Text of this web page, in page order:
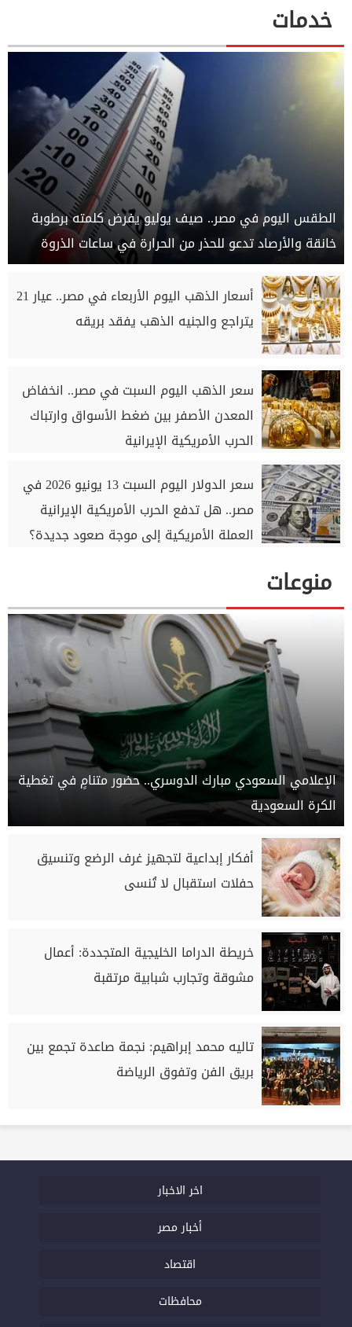
خدمات
الطقس اليوم في مصر.. صيف يوليو يفرض كلمته برطوبة
خانقة والأرصاد تدعو للحذر من الحرارة في ساعات الذروة
أسعار الذهب اليوم الأربعاء في مصر.. عيار 21
يتراجع والجنيه الذهب يفقد بريقه
سعر الذهب اليوم السبت في مصر.. انخفاض
المعدن الأصفر بين ضغط الأسواق وارتباك
الحرب الأمريكية الإيرانية
سعر الدولار اليوم السبت 13 يونيو 2026 في
مصر.. هل تدفع الحرب الأمريكية الإيرانية
العملة الأمريكية إلى موجة صعود جديدة؟
منوعات
الإعلامي السعودي مبارك الدوسري.. حضور متنامٍ في تغطية
الكرة السعودية
أفكار إبداعية لتجهيز غرف الرضع وتنسيق
حفلات استقبال لا تُنسى
خريطة الدراما الخليجية المتجددة: أعمال
مشوقة وتجارب شبابية مرتقبة
تاليه محمد إبراهيم: نجمة صاعدة تجمع بين
بريق الفن وتفوق الرياضة
اخر الاخبار
أخبار مصر
اقتصاد
محافظات